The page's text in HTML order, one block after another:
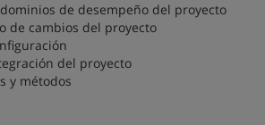
de desempeño del proyecto
de cambios del proyecto
del proyecto
y métodos